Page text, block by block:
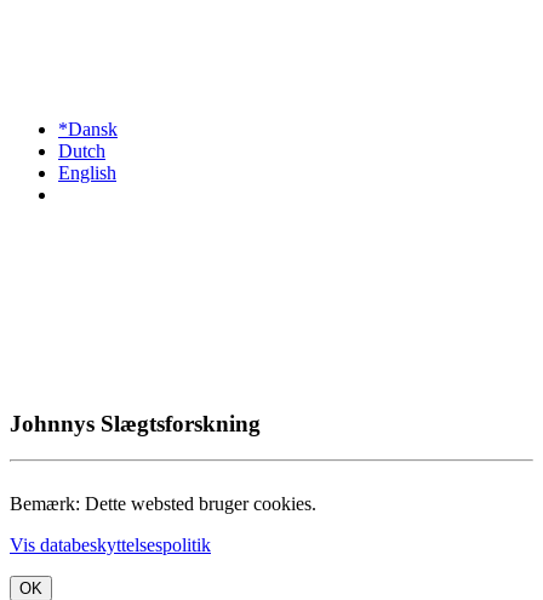
*Dansk
Dutch
English
Johnnys Slægtsforskning
Bemærk: Dette websted bruger cookies.
Vis databeskyttelsespolitik
OK